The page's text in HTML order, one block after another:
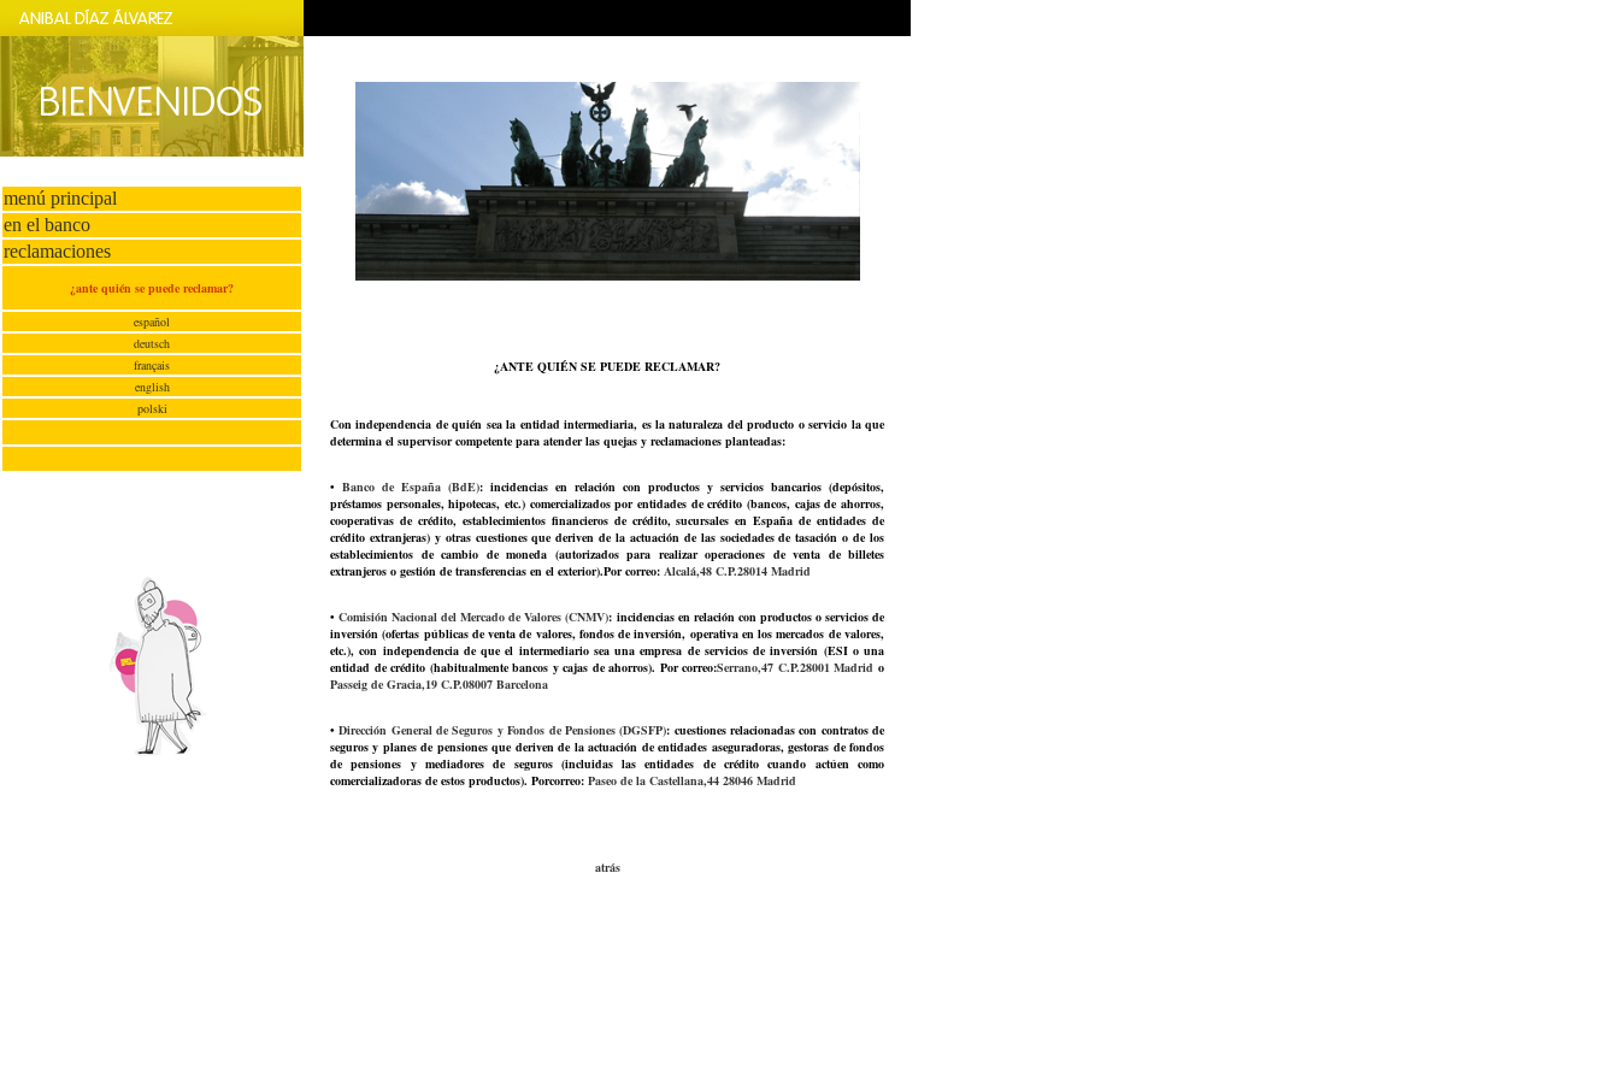
¿ANTE QUIÉN SE PUEDE RECLAMAR?
Con independencia de quién sea la entidad intermediaria, es la naturaleza del producto o servicio la que
determina el supervisor competente para atender las quejas y reclamaciones planteadas:
• Banco de España (BdE): incidencias en relación con productos y servicios bancarios (depósitos,
préstamos personales, hipotecas, etc.) comercializados por entidades de crédito (bancos, cajas de ahorros,
cooperativas de crédito, establecimientos financieros de crédito, sucursales en España de entidades de
crédito extranjeras) y otras cuestiones que deriven de la actuación de las sociedades de tasación o de los
establecimientos de cambio de moneda (autorizados para realizar operaciones de venta de billetes
extranjeros o gestión de transferencias en el exterior).Por correo: Alcalá,48 C.P.28014 Madrid
• Comisión Nacional del Mercado de Valores (CNMV): incidencias en relación con productos o servicios de
inversión (ofertas públicas de venta de valores, fondos de inversión, operativa en los mercados de valores,
etc.), con independencia de que el intermediario sea una empresa de servicios de inversión (ESI o una
entidad de crédito (habitualmente bancos y cajas de ahorros). Por correo:Serrano,47 C.P.28001 Madrid o
Passeig de Gracia,19 C.P.08007 Barcelona
•Dirección General de Seguros y Fondos de Pensiones (DGSFP): cuestiones relacionadas con contratos de
seguros y planes de pensiones que deriven de la actuación de entidades aseguradoras, gestoras de fondos
de pensiones y mediadores de seguros (incluidas las entidades de crédito cuando actúen como
comercializadoras de estos productos). Porcorreo: Paseo de la Castellana,44 28046 Madrid
atrás
menú principal
en el banco
reclamaciones
¿ante quién se puede reclamar?
español
deutsch
français
english
polski